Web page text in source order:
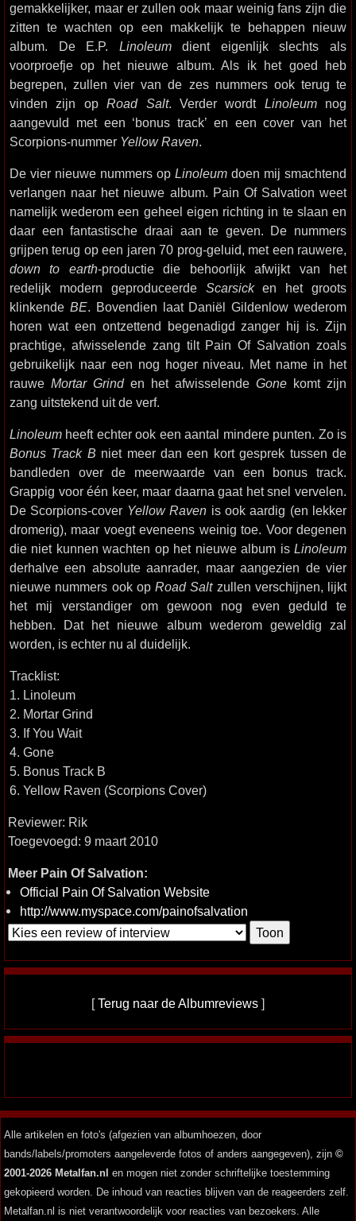
gemakkelijker, maar er zullen ook maar weinig fans zijn die
zitten te wachten op een makkelijk te behappen nieuw
album. De E.P. Linoleumdient eigenlijk slechts als
voorproefje op het nieuwe album. Als ik het goed heb
begrepen, zullen vier van de zes nummers ook terug te
vinden zijn opRoad Salt. Verder wordt Linoleumnog
aangevuld met een ‘bonus track’ en een cover van het
Scorpions-nummer Yellow Raven.
De vier nieuwe nummers op Linoleum doen mij smachtend
verlangen naar het nieuwe album. Pain Of Salvation weet
namelijk wederom een geheel eigen richting in te slaan en
daar een fantastische draai aan te geven. De nummers
grijpen terug op een jaren 70 prog-geluid, met een rauwere,
down to earth-productie die behoorlijk afwijkt van het
redelijk modern geproduceerde Scarsicken het groots
klinkende BE. Bovendien laat Daniël Gildenlow wederom
horen wat een ontzettend begenadigd zanger hij is. Zijn
prachtige, afwisselende zang tilt Pain Of Salvation zoals
gebruikelijk naar een nog hoger niveau. Met name in het
rauwe Mortar Grinden het afwisselende Gone komt zijn
zang uitstekend uit de verf.
Linoleum heeft echter ook een aantal mindere punten. Zo is
Bonus Track B niet meer dan een kort gesprek tussen de
bandleden over de meerwaarde van een bonus track.
Grappig voor één keer, maar daarna gaat het snel vervelen.
De Scorpions-cover Yellow Raven is ook aardig (en lekker
dromerig), maar voegt eveneens weinig toe. Voor degenen
die niet kunnen wachten op het nieuwe album is Linoleum
derhalve een absolute aanrader, maar aangezien de vier
nieuwe nummers ook op Road Saltzullen verschijnen, lijkt
het mij verstandiger om gewoon nog even geduld te
hebben. Dat het nieuwe album wederom geweldig zal
worden, is echter nu al duidelijk.
Tracklist:
1. Linoleum
2. Mortar Grind
3. If You Wait
4. Gone
5. Bonus Track B
6. Yellow Raven (Scorpions Cover)
Reviewer: Rik
Toegevoegd: 9 maart 2010
Meer Pain Of Salvation:
Official Pain Of Salvation Website
http://www.myspace.com/painofsalvation
[Terug naar de Albumreviews ]
Alle artikelen en foto's (afgezien van albumhoezen, door
bands/labels/promoters aangeleverde fotos of anders aangegeven), zijn ©
2001-2026 Metalfan.nl en mogen niet zonder schriftelijke toestemming
gekopieerd worden. De inhoud van reacties blijven van de reageerders zelf.
Metalfan.nl is niet verantwoordelijk voor reacties van bezoekers. Alle